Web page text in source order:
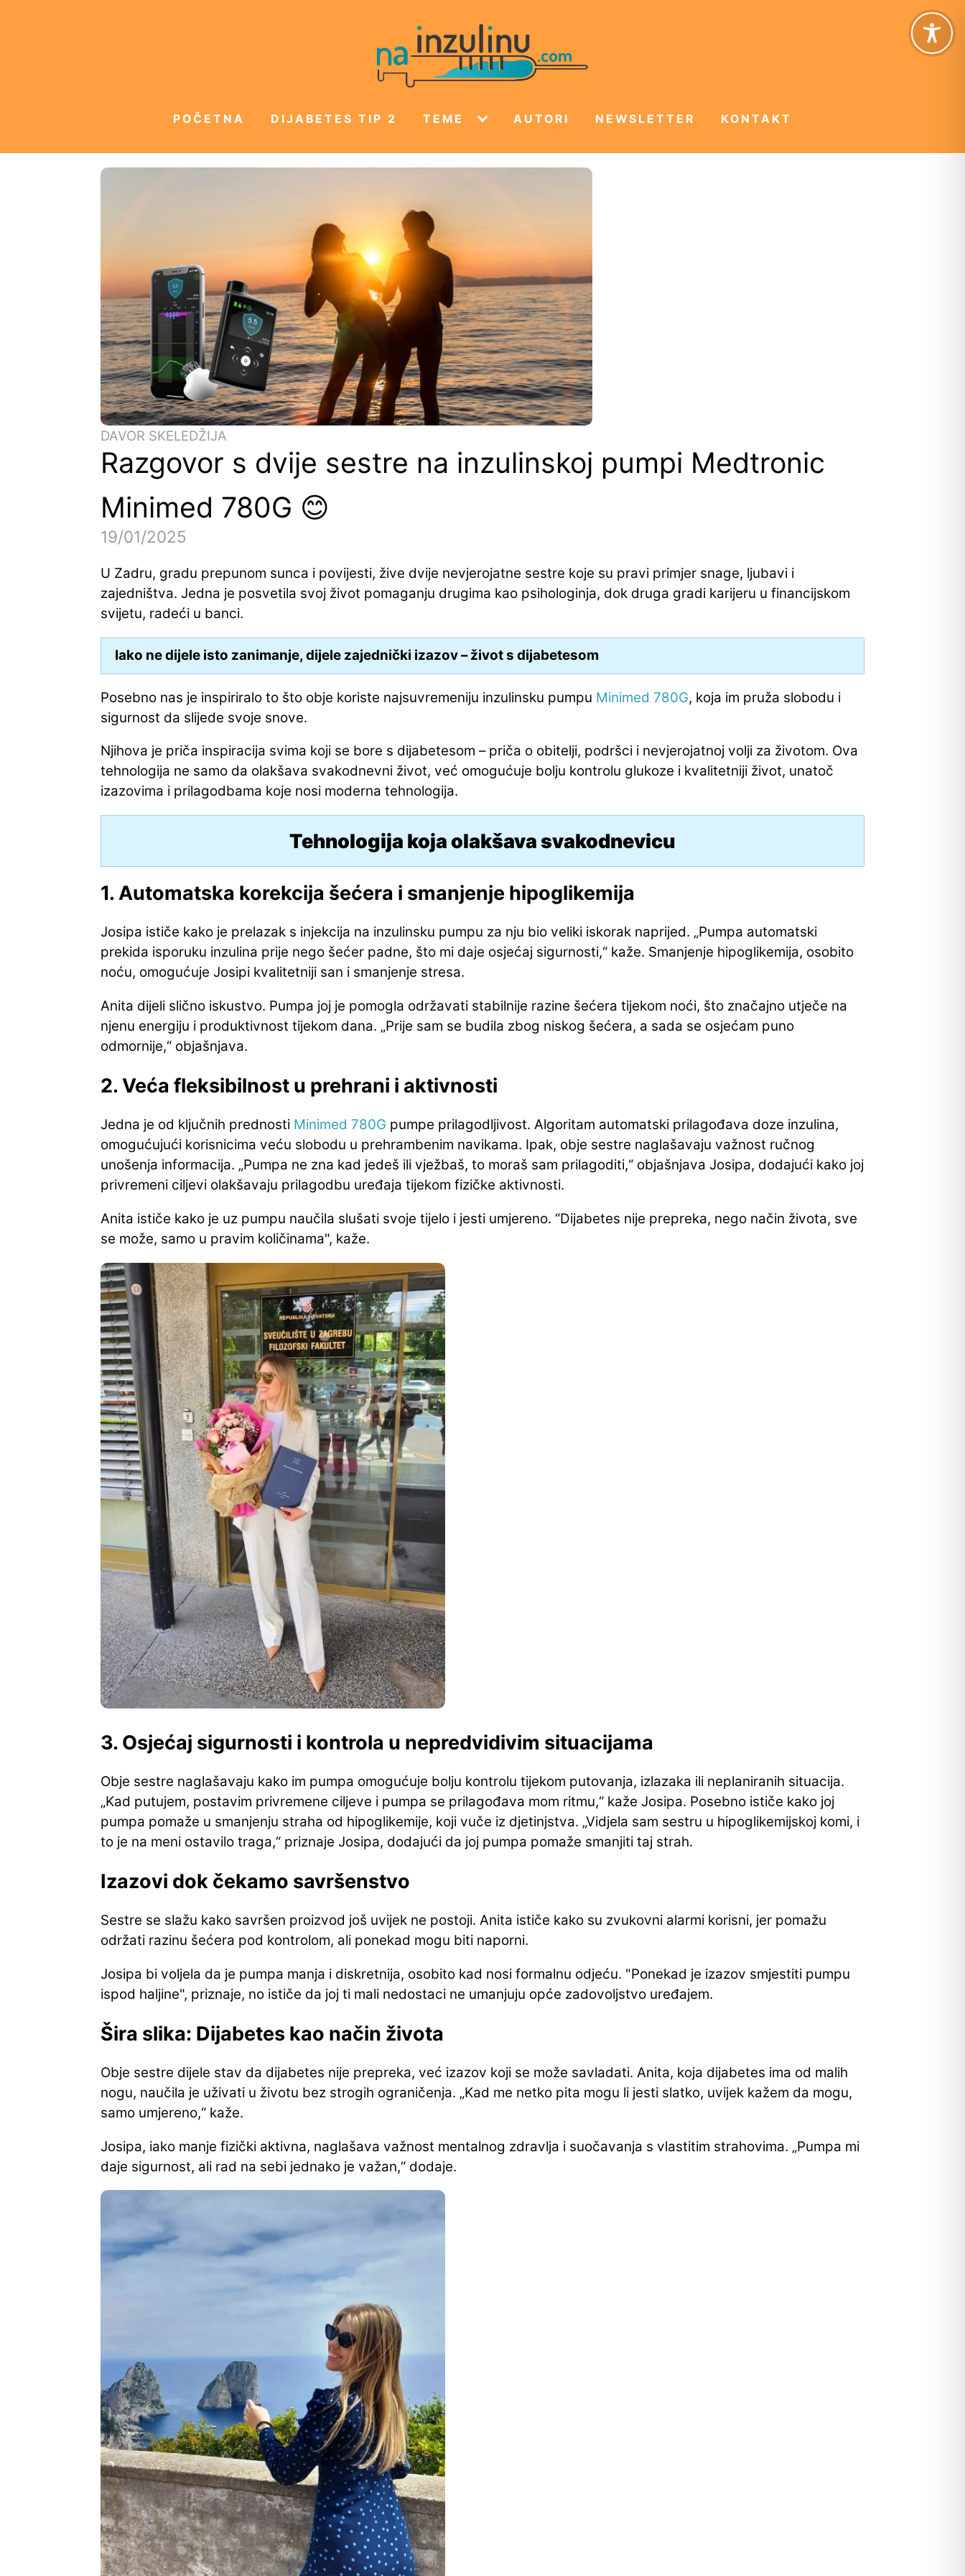
POČETNA DIJABETES TIP 2 TEME AUTORI NEWSLETTER KONTAKT
DAVOR SKELEDŽIJA
Razgovor s dvije sestre na inzulinskoj pumpi Medtronic
Minimed 780G 😊
19/01/2025
U Zadru, gradu prepunom sunca i povijesti, žive dvije nevjerojatne sestre koje su pravi primjer snage, ljubavi i
zajedništva. Jedna je posvetila svoj život pomaganju drugima kao psihologinja, dok druga gradi karijeru u financijskom
svijetu, radeći u banci.
Iako ne dijele isto zanimanje, dijele zajednički izazov – život s dijabetesom
Posebno nas je inspiriralo to što obje koriste najsuvremeniju inzulinsku pumpu Minimed 780G, koja im pruža slobodu i
sigurnost da slijede svoje snove.
Njihova je priča inspiracija svima koji se bore s dijabetesom – priča o obitelji, podršci i nevjerojatnoj volji za životom. Ova
tehnologija ne samo da olakšava svakodnevni život, već omogućuje bolju kontrolu glukoze i kvalitetniji život, unatoč
izazovima i prilagodbama koje nosi moderna tehnologija.
Tehnologija koja olakšava svakodnevicu
1. Automatska korekcija šećera i smanjenje hipoglikemija
Josipa ističe kako je prelazak s injekcija na inzulinsku pumpu za nju bio veliki iskorak naprijed. „Pumpa automatski
prekida isporuku inzulina prije nego šećer padne, što mi daje osjećaj sigurnosti,“ kaže. Smanjenje hipoglikemija, osobito
noću, omogućuje Josipi kvalitetniji san i smanjenje stresa.
Anita dijeli slično iskustvo. Pumpa joj je pomogla održavati stabilnije razine šećera tijekom noći, što značajno utječe na
njenu energiju i produktivnost tijekom dana. „Prije sam se budila zbog niskog šećera, a sada se osjećam puno
odmornije,“ objašnjava.
2. Veća fleksibilnost u prehrani i aktivnosti
Jedna je od ključnih prednosti Minimed 780G pumpe prilagodljivost. Algoritam automatski prilagođava doze inzulina,
omogućujući korisnicima veću slobodu u prehrambenim navikama. Ipak, obje sestre naglašavaju važnost ručnog
unošenja informacija. „Pumpa ne zna kad jedeš ili vježbaš, to moraš sam prilagoditi,“ objašnjava Josipa, dodajući kako joj
privremeni ciljevi olakšavaju prilagodbu uređaja tijekom fizičke aktivnosti.
Anita ističe kako je uz pumpu naučila slušati svoje tijelo i jesti umjereno. “Dijabetes nije prepreka, nego način života, sve
se može, samo u pravim količinama", kaže.
3. Osjećaj sigurnosti i kontrola u nepredvidivim situacijama
Obje sestre naglašavaju kako im pumpa omogućuje bolju kontrolu tijekom putovanja, izlazaka ili neplaniranih situacija.
„Kad putujem, postavim privremene ciljeve i pumpa se prilagođava mom ritmu,“ kaže Josipa. Posebno ističe kako joj
pumpa pomaže u smanjenju straha od hipoglikemije, koji vuče iz djetinjstva. „Vidjela sam sestru u hipoglikemijskoj komi, i
to je na meni ostavilo traga,“ priznaje Josipa, dodajući da joj pumpa pomaže smanjiti taj strah.
Izazovi dok čekamo savršenstvo
Sestre se slažu kako savršen proizvod još uvijek ne postoji. Anita ističe kako su zvukovni alarmi korisni, jer pomažu
održati razinu šećera pod kontrolom, ali ponekad mogu biti naporni.
Josipa bi voljela da je pumpa manja i diskretnija, osobito kad nosi formalnu odjeću. "Ponekad je izazov smjestiti pumpu
ispod haljine", priznaje, no ističe da joj ti mali nedostaci ne umanjuju opće zadovoljstvo uređajem.
Šira slika: Dijabetes kao način života
Obje sestre dijele stav da dijabetes nije prepreka, već izazov koji se može savladati. Anita, koja dijabetes ima od malih
nogu, naučila je uživati u životu bez strogih ograničenja. „Kad me netko pita mogu li jesti slatko, uvijek kažem da mogu,
samo umjereno,“ kaže.
Josipa, iako manje fizički aktivna, naglašava važnost mentalnog zdravlja i suočavanja s vlastitim strahovima. „Pumpa mi
daje sigurnost, ali rad na sebi jednako je važan,“ dodaje.